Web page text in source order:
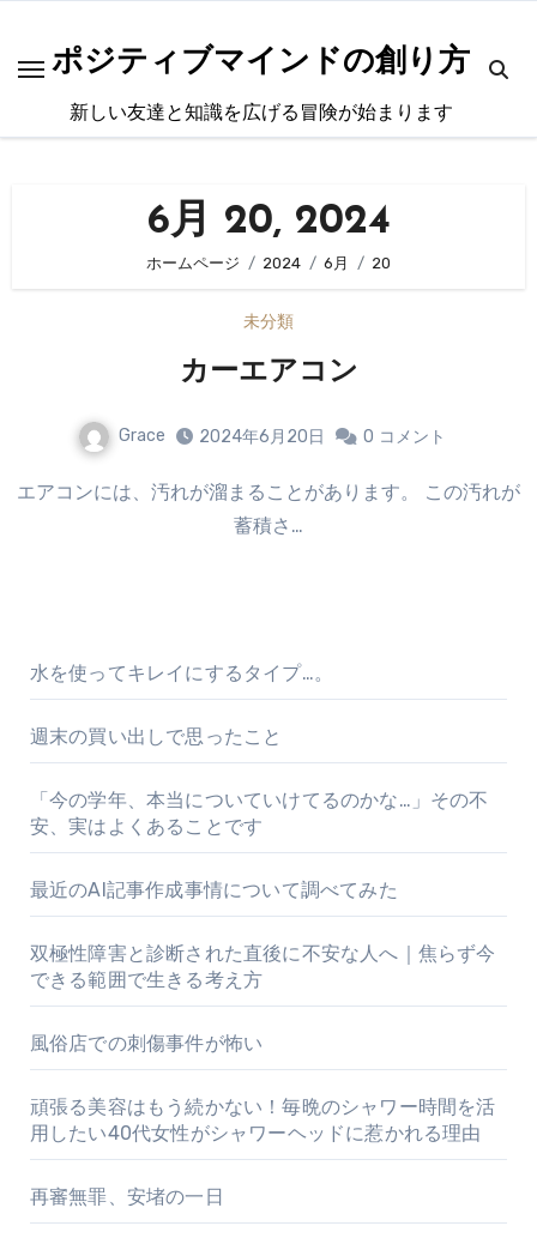
ポジティブマインドの創り方
新しい友達と知識を広げる冒険が始まります
6月 20, 2024
ホームページ 2024 6月 20
未分類
カーエアコン
Grace 2024年6月20日 0 コメント
エアコンには、汚れが溜まることがあります。 この汚れが
蓄積さ…
水を使ってキレイにするタイプ…。
週末の買い出しで思ったこと
「今の学年、本当についていけてるのかな…」その不
安、実はよくあることです
最近のAI記事作成事情について調べてみた
双極性障害と診断された直後に不安な人へ｜焦らず今
できる範囲で生きる考え方
風俗店での刺傷事件が怖い
頑張る美容はもう続かない！毎晩のシャワー時間を活
用したい40代女性がシャワーヘッドに惹かれる理由
再審無罪、安堵の一日